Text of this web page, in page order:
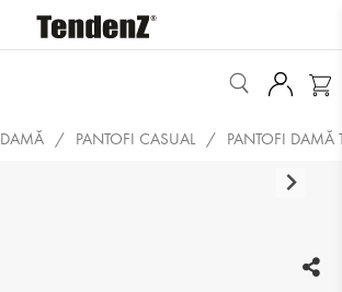
DAMĂ PANTOFI CASUAL PANTOFI DAMĂ